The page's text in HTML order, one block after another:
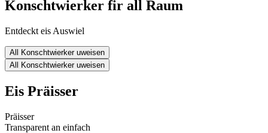
Konschtwierker fir all Raum
Entdeckt eis Auswiel
All Konschtwierker uweisen
All Konschtwierker uweisen
Eis Präisser
Präisser
Transparent an einfach